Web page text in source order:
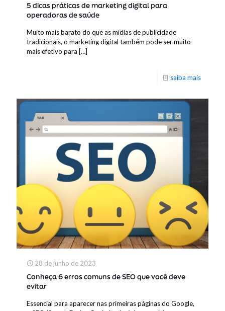
5 dicas práticas de marketing digital para
operadoras de saúde
Muito mais barato do que as mídias de publicidade
tradicionais, o marketing digital também pode ser muito
mais efetivo para […]
saiba mais
28 de junho de 2023
Conheça 6 erros comuns de SEO que você deve
evitar
Essencial para aparecer nas primeiras páginas do Google,